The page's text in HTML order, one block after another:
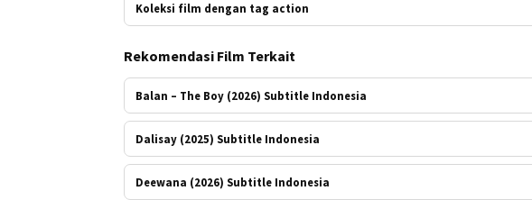
Koleksi film dengan tag action
Rekomendasi Film Terkait
Balan – The Boy (2026) Subtitle Indonesia
Dalisay (2025) Subtitle Indonesia
Deewana (2026) Subtitle Indonesia